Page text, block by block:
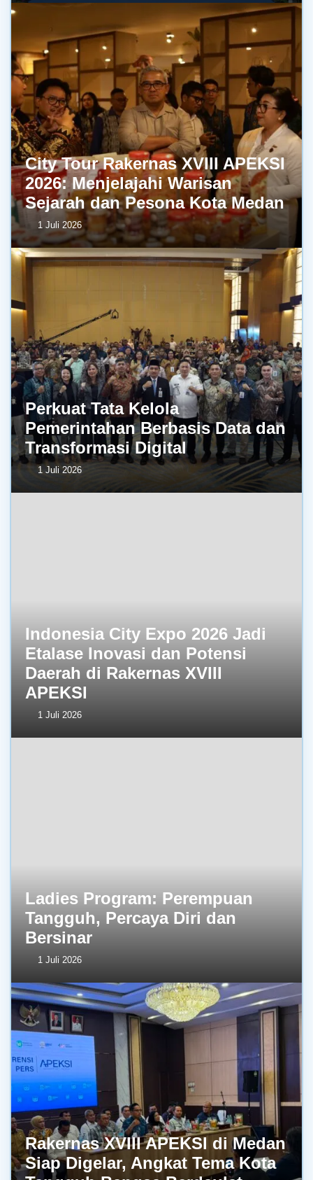
City Tour Rakernas XVIII APEKSI
2026: Menjelajahi Warisan
Sejarah dan Pesona Kota Medan
1 Juli 2026
Perkuat Tata Kelola
Pemerintahan Berbasis Data dan
Transformasi Digital
1 Juli 2026
Indonesia City Expo 2026 Jadi
Etalase Inovasi dan Potensi
Daerah di Rakernas XVIII
APEKSI
1 Juli 2026
Ladies Program: Perempuan
Tangguh, Percaya Diri dan
Bersinar
1 Juli 2026
Rakernas XVIII APEKSI di Medan
Siap Digelar, Angkat Tema Kota